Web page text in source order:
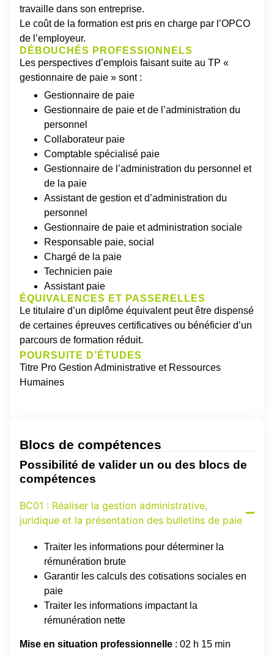
travaille dans son entreprise.
Le coût de la formation est pris en charge par l’OPCO
de l’employeur.
DÉBOUCHÉS PROFESSIONNELS
Les perspectives d’emplois faisant suite au TP «
gestionnaire de paie » sont :
Gestionnaire de paie
Gestionnaire de paie et de l’administration du
personnel
Collaborateur paie
Comptable spécialisé paie
Gestionnaire de l’administration du personnel et
de la paie
Assistant de gestion et d’administration du
personnel
Gestionnaire de paie et administration sociale
Responsable paie, social
Chargé de la paie
Technicien paie
Assistant paie
ÉQUIVALENCES ET PASSERELLES
Le titulaire d’un diplôme équivalent peut être dispensé
de certaines épreuves certificatives ou bénéficier d’un
parcours de formation réduit.
POURSUITE D’ÉTUDES
Titre Pro Gestion Administrative et Ressources
Humaines
Blocs de compétences
Possibilité de valider un ou des blocs de
compétences
BC01 : Réaliser la gestion administrative,
juridique et la présentation des bulletins de paie
Traiter les informations pour déterminer la
rémunération brute
Garantir les calculs des cotisations sociales en
paie
Traiter les informations impactant la
rémunération nette
Mise en situation professionnelle : 02 h 15 min